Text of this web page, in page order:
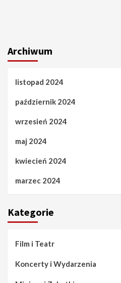
Archiwum
listopad 2024
październik 2024
wrzesień 2024
maj 2024
kwiecień 2024
marzec 2024
Kategorie
Film i Teatr
Koncerty i Wydarzenia